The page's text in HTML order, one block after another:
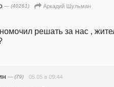
— (40261)
Аркадий Шульман
решать за нас ,
— (79) 05.05 в 09:44